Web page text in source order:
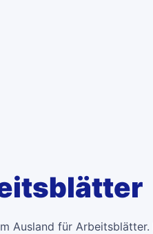
Ausland für